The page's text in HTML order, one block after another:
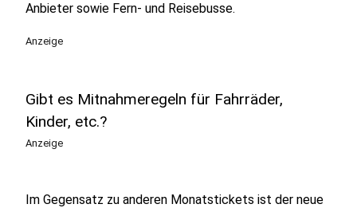
Anbieter sowie Fern- und Reisebusse.
Anzeige
Gibt es Mitnahmeregeln für Fahrräder,
Kinder, etc.?
Anzeige
Im Gegensatz zu anderen Monatstickets ist der neue